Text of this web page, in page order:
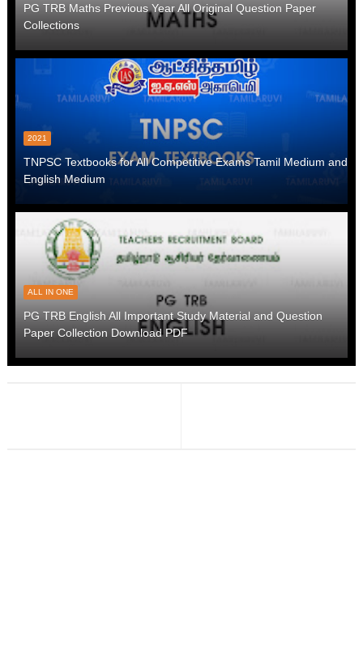
PG TRB Maths Previous Year All Original Question Paper
Collections
2021
TNPSC Textbooks for All Competitive Exams Tamil Medium and
English Medium
ALL IN ONE
PG TRB English All Important Study Material and Question
Paper Collection Download PDF